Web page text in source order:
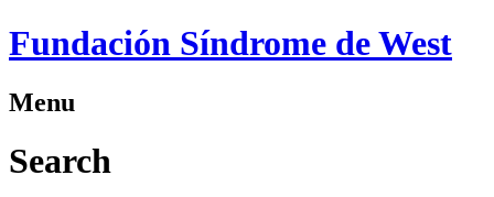
Fundación Síndrome de West
Menu
Search